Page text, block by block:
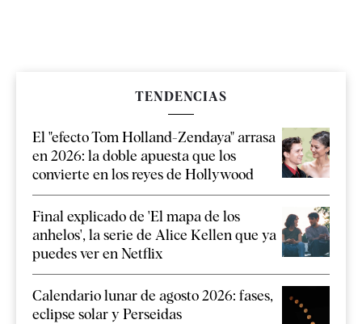
TENDENCIAS
El "efecto Tom Holland-Zendaya" arrasa
en 2026: la doble apuesta que los
convierte en los reyes de Hollywood
Final explicado de 'El mapa de los
anhelos', la serie de Alice Kellen que ya
puedes ver en Netflix
Calendario lunar de agosto 2026: fases,
eclipse solar y Perseidas